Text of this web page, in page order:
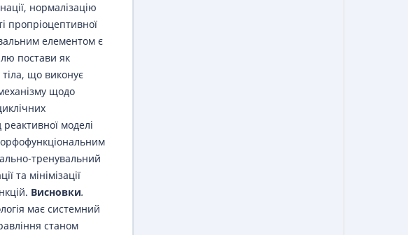
нормалізацію
пропріоцептивної
елементом є
постави як
тіла, що виконує
щодо
моделі
тренувальний
та мінімізації
Висновки.
має системний
станом